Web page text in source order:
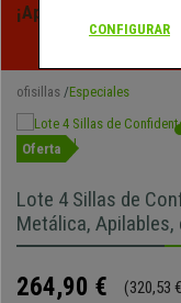
¡Aprovecha las
Exclusivos
ofisillas Especiales
Oferta
Lote 4 Sillas de
Metálica, Apilables,
264,90 € (320,53
CONFIGURAR